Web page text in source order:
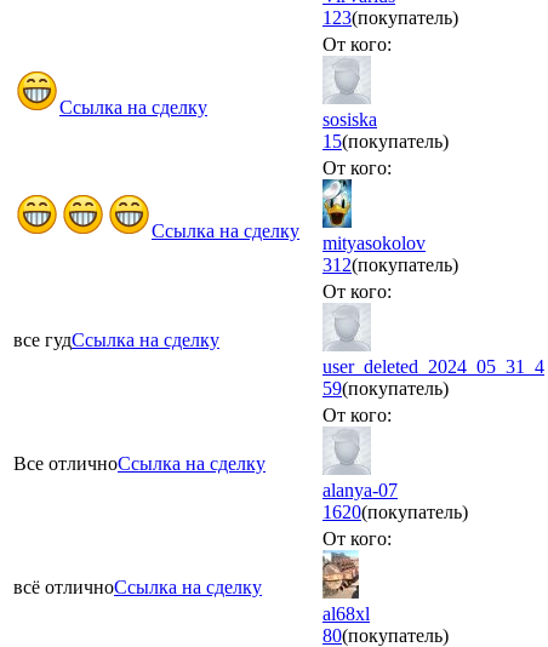
123(покупатель)
Ссылка на сделку
От кого:
sosiska
15(покупатель)
Ссылка на сделку
От кого:
mityasokolov
312(покупатель)
все гудСсылка на сделку
От кого:
user_deleted_2024_05_31_4
59(покупатель)
Все отличноСсылка на сделку
От кого:
alanya-07
1620(покупатель)
всё отличноСсылка на сделку
От кого:
al68xl
80(покупатель)